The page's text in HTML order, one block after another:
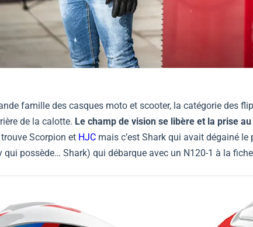
famille des casques moto et scooter, la catégorie des
de la calotte. Le champ de vision se libère et la prise
Scorpion et HJC mais c’est Shark qui avait dégainé
qui possède… Shark) qui débarque avec un N120-1 à la